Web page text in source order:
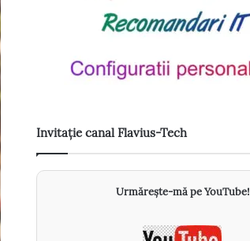
Invitație canal Flavius-Tech
Urmărește-mă pe YouTube!